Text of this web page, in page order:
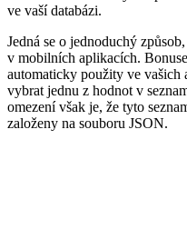
ve vaší databázi.
Jedná se o jednoduchý
v mobilních aplikacích.
automaticky použity ve
vybrat jednu z hodnot v
omezení však je, že tyto
založeny na souboru JSON.